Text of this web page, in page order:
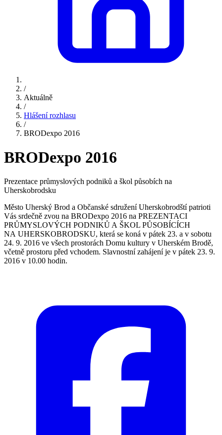
/
Aktuálně
/
Hlášení rozhlasu
/
BRODexpo 2016
BRODexpo 2016
Prezentace průmyslových podniků a škol působích na
Uherskobrodsku
Město Uherský Brod a Občanské sdružení Uherskobrodští patrioti
Vás srdečně zvou na BRODexpo 2016 na PREZENTACI
PRŮMYSLOVÝCH PODNIKŮ A ŠKOL PŮSOBÍCÍCH
NA UHERSKOBRODSKU, která se koná v pátek 23. a v sobotu
24. 9. 2016 ve všech prostorách Domu kultury v Uherském Brodě,
včetně prostoru před vchodem. Slavnostní zahájení je v pátek 23. 9.
2016 v 10.00 hodin.